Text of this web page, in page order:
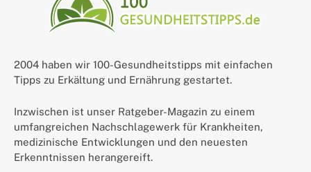
2004 haben wir 100-Gesundheitstipps mit einfachen
Tipps zu Erkältung und Ernährung gestartet.
Inzwischen ist unser Ratgeber-Magazin zu einem
umfangreichen Nachschlagewerk für Krankheiten,
medizinische Entwicklungen und den neuesten
Erkenntnissen herangereift.